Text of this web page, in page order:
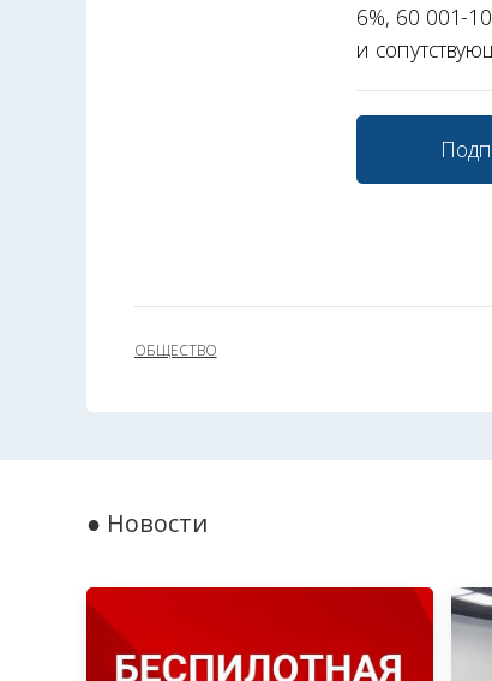
6%, 60 001-
и
ОБЩЕСТВО
● Новости